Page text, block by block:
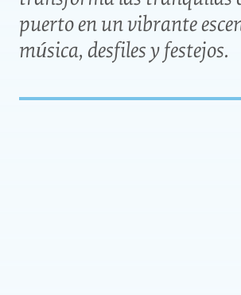
puerto en un vibrante
música, desfiles y festejos.